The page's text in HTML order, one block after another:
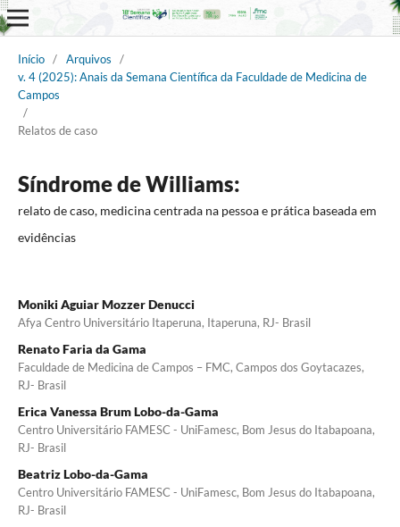
Início / Arquivos
/
v. 4 (2025): Anais da Semana Científica da Faculdade de Medicina de
Campos
/
Relatos de caso
Síndrome de Williams:
relato de caso, medicina centrada na pessoa e prática baseada em
evidências
Moniki Aguiar Mozzer Denucci
Afya Centro Universitário Itaperuna, Itaperuna, RJ- Brasil
Renato Faria da Gama
Faculdade de Medicina de Campos – FMC, Campos dos Goytacazes,
RJ- Brasil
Erica Vanessa Brum Lobo-da-Gama
Centro Universitário FAMESC - UniFamesc, Bom Jesus do Itabapoana,
RJ- Brasil
Beatriz Lobo-da-Gama
Centro Universitário FAMESC - UniFamesc, Bom Jesus do Itabapoana,
RJ- Brasil